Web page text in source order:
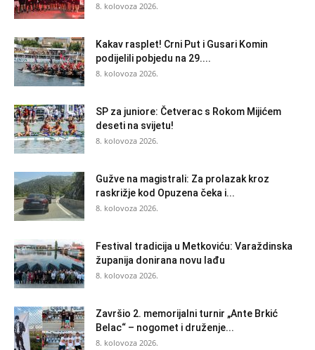
8. kolovoza 2026.
Kakav rasplet! Crni Put i Gusari Komin
podijelili pobjedu na 29....
8. kolovoza 2026.
SP za juniore: Četverac s Rokom Mijićem
deseti na svijetu!
8. kolovoza 2026.
Gužve na magistrali: Za prolazak kroz
raskrižje kod Opuzena čeka i...
8. kolovoza 2026.
Festival tradicija u Metkoviću: Varaždinska
županija donirana novu lađu
8. kolovoza 2026.
Završio 2. memorijalni turnir „Ante Brkić
Belac“ – nogomet i druženje...
8. kolovoza 2026.